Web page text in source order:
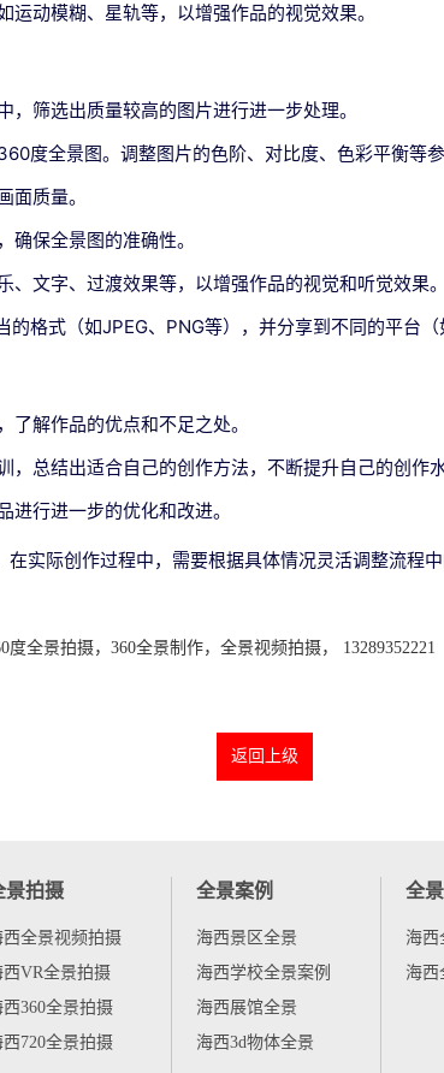
动模糊、星轨等，以增强作品的视觉效果。
筛选出质量较高的图片进行进一步处理。
度全景图。调整图片的色阶、对比度、色彩平衡等
面质量。
确保全景图的准确性。
文字、过渡效果等，以增强作品的视觉和听觉效果。
格式（如JPEG、PNG等），并分享到不同的平台（
解作品的优点和不足之处。
，总结出适合自己的创作方法，不断提升自己的创作水
行进一步的优化和改进。
实际创作过程中，需要根据具体情况灵活调整流程中
全景拍摄，360全景制作，全景视频拍摄， 13289352221
返回上级
景拍摄
西全景视频拍摄
西VR全景拍摄
西360全景拍摄
西720全景拍摄
全景案例
海西景区全景
海西学校全景案例
海西展馆全景
海西3d物体全景
全
海西
海西